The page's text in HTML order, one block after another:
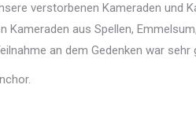
verstorbenen Kameraden und
aus Spellen,
an dem Gedenken war sehr